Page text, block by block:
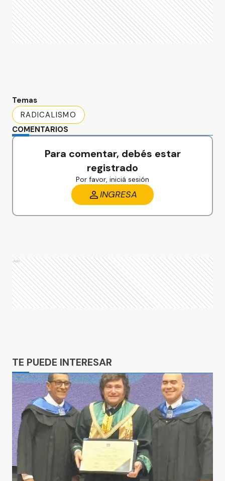
Temas
RADICALISMO
COMENTARIOS
Para comentar, debés estar
registrado
Por favor, iniciá sesión
INGRESA
Ads
TE PUEDE INTERESAR